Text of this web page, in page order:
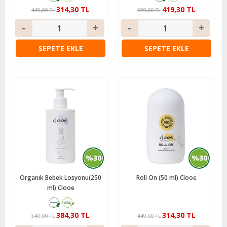
314,30 TL
449,00 TL
SEPETE EKLE
419,30 TL
599,00 TL
SEPETE EKLE
%30
Organik Bebek Losyonu(250
ml) Clooe
384,30 TL
549,00 TL
%30
Roll On (50 ml) Clooe
314,30 TL
449,00 TL